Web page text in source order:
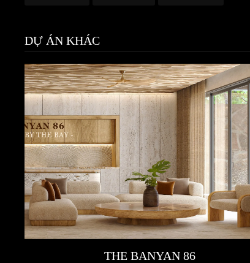
DỰ ÁN KHÁC
THE BANYAN 86